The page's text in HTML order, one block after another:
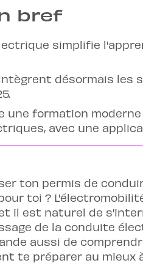
bref
simplifie
désormais les
formation
avec une
ton permis de
toi ?
il est naturel de
de la conduite
aussi de
te préparer au